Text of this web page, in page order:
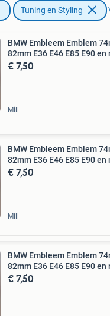
Tuning en Styling
BMW Embleem Emblem
82mm E36 E46 E85 E90 en
€ 7,50
Mill
BMW Embleem Emblem
82mm E36 E46 E85 E90 en
€ 7,50
Mill
BMW Embleem Emblem
82mm E36 E46 E85 E90 en
€ 7,50